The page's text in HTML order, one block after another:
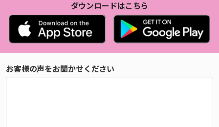
ダウンロードはこちら
お客様の声をお聞かせください